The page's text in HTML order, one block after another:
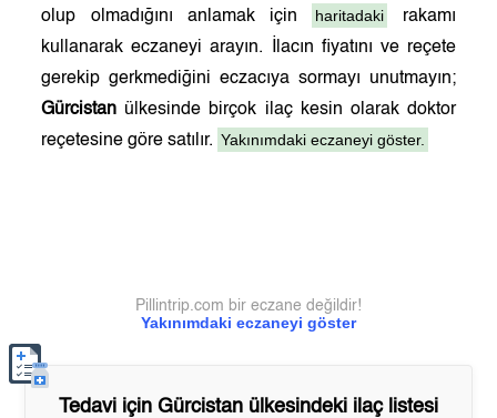
olup olmadığını anlamak için haritadaki
rakamı
kullanarak eczaneyi arayın. İlacın fiyatını ve reçete
gerekip gerkmediğini eczacıya sormayı unutmayın;
Gürcistan ülkesinde birçok ilaç kesin olarak doktor
reçetesine göre satılır. Yakınımdaki eczaneyi göster.
Yakınımdaki eczaneyi göster
Pillintrip.com bir eczane değildir!
Tedavi için Gürcistan ülkesindeki ilaç listesi